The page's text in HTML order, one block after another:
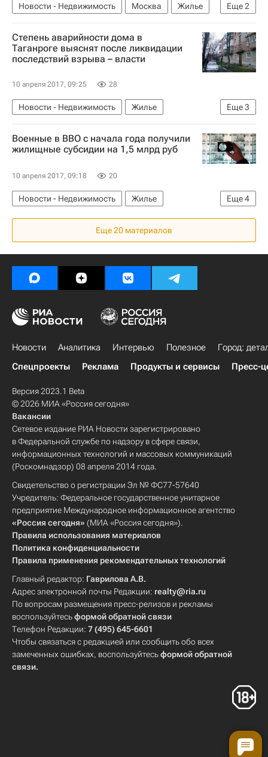
Еще2
Новости - Недвижимость Москва
Жилье
Дольщики
Россия
Степень аварийности дома в
Таганроге выяснят после ликвидации
последствий взрыва – власти
10 апреля 2017, 09:25 28
Еще3
Новости - Недвижимость
Жилье
Происшествия
Таганрог Россия
Военные в ВВО с начала года получили
жилищные субсидии на 1,5 млрд руб
10 апреля 2017, 09:18 20
Еще4
Новости - Недвижимость
Жилье
Дальний Восток
Военные
Субсидии
Еще 20 материалов
Новости Аналитика Интервью Полезное
Город:
Спецпроекты
Реклама Продукты и сервисы Пресс-
Версия 2023.1 Beta
© 2026 МИА «Россия сегодня»
Вакансии
Сетевое издание РИА Новости зарегистрировано
в Федеральной службе по надзору в сфере связи,
информационных технологий и массовых коммуникаций
(Роскомнадзор) 08 апреля 2014 года.
Свидетельство о регистрации Эл № ФС77-57640
Учредитель: Федеральное государственное унитарное
предприятие Международное информационное агентство
«Россия сегодня» (МИА «Россия сегодня»).
Правила использования материалов
Политика конфиденциальности
Правила применения рекомендательных технологий
Главный редактор: Гаврилова А.В.
Адрес электронной почты Редакции: realty@ria.ru
По вопросам размещения пресс-релизов и рекламы
воспользуйтесьформой обратной связи
Телефон Редакции: 7 (495) 645-6601
Чтобы связаться с редакцией или сообщить обо всех
замеченных ошибках, воспользуйтесьформой обратной
связи.